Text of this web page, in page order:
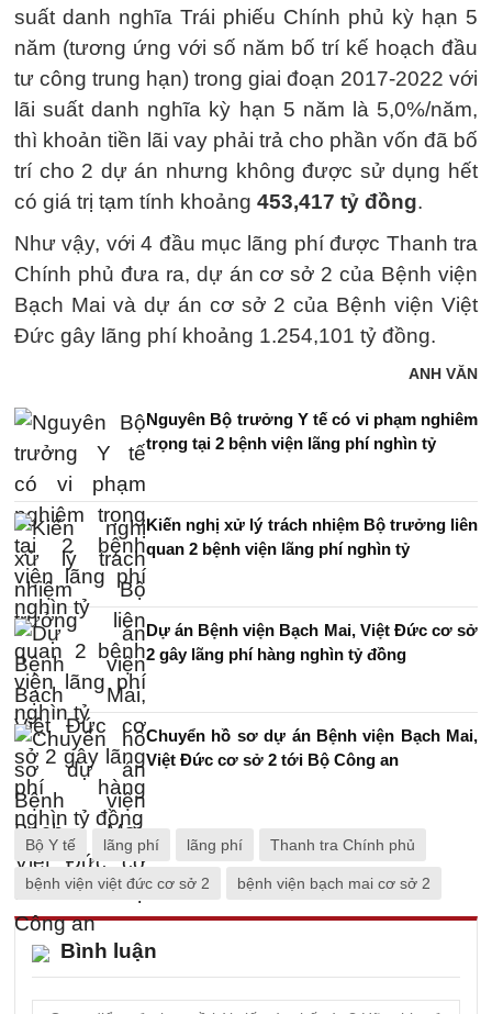
suất danh nghĩa Trái phiếu Chính phủ kỳ hạn 5
năm (tương ứng với số năm bố trí kế hoạch đầu
tư công trung hạn) trong giai đoạn 2017-2022 với
lãi suất danh nghĩa kỳ hạn 5 năm là 5,0%/năm,
thì khoản tiền lãi vay phải trả cho phần vốn đã bố
trí cho 2 dự án nhưng không được sử dụng hết
có giá trị tạm tính khoảng 453,417 tỷ đồng.
Như vậy, với 4 đầu mục lãng phí được Thanh tra
Chính phủ đưa ra, dự án cơ sở 2 của Bệnh viện
Bạch Mai và dự án cơ sở 2 của Bệnh viện Việt
Đức gây lãng phí khoảng 1.254,101 tỷ đồng.
ANH VĂN
Nguyên Bộ trưởng Y tế có vi phạm nghiêm
trọng tại 2 bệnh viện lãng phí nghìn tỷ
Kiến nghị xử lý trách nhiệm Bộ trưởng liên
quan 2 bệnh viện lãng phí nghìn tỷ
Dự án Bệnh viện Bạch Mai, Việt Đức cơ sở
2 gây lãng phí hàng nghìn tỷ đồng
Chuyển hồ sơ dự án Bệnh viện Bạch Mai,
Việt Đức cơ sở 2 tới Bộ Công an
Bộ Y tế lãng phí lãng phí Thanh tra Chính phủ
bệnh viện việt đức cơ sở 2 bệnh viện bạch mai cơ sở 2
Bình luận